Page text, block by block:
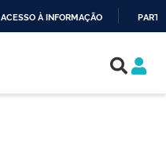
ACESSO À INFORMAÇÃO